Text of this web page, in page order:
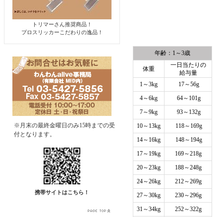
年齢：1～3歳
体重
一日当たりの
給与量
1～3kg
17～56g
4～6kg
64～101g
7～9kg
93～132g
10～13kg
118～169g
14～16kg
148～194g
17～19kg
169～218g
20～23kg
188～248g
24～26kg
212～269g
27～30kg
230～296g
31～34kg
252～322g
トリマーさん推奨商品！
プロスリッカーこだわりの逸品！
※月末の最終金曜日のみ15時までの受
付となります。
携帯サイトはこちら！